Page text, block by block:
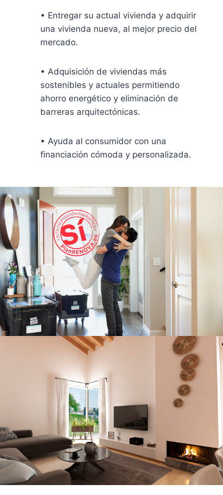
• Entregar su actual vivienda y adquirir
una vivienda nueva, al mejor precio del
mercado.
• Adquisición de viviendas más
sostenibles y actuales permitiendo
ahorro energético y eliminación de
barreras arquitectónicas.
• Ayuda al consumidor con una
financiación cómoda y personalizada.